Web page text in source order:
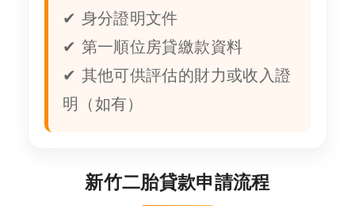
✔ 身分證明文件
✔ 第一順位房貸繳款資料
✔ 其他可供評估的財力或收入證
明（如有）
新竹二胎貸款申請流程